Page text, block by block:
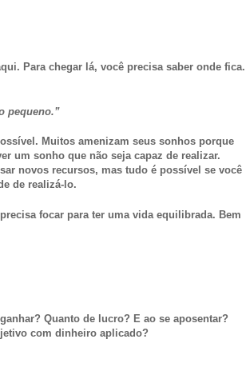
Para chegar lá, você precisa saber onde fica.
pequeno.”
Muitos amenizam seus sonhos porque
um sonho que não seja capaz de realizar.
novos recursos, mas tudo é possível se você
de realizá-lo.
focar para ter uma vida equilibrada. Bem
Quanto de lucro? E ao se aposentar?
com dinheiro aplicado?